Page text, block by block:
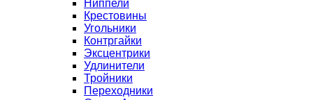
Ниппели
Крестовины
Угольники
Контргайки
Эксцентрики
Удлинители
Тройники
Переходники